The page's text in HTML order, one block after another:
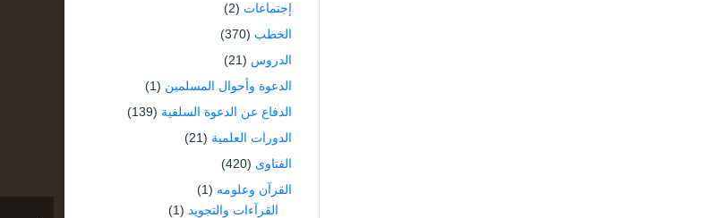
إجتماعات (2)
الخطب (370)
الدروس (21)
الدعوة وأحوال المسلمين (1)
الدفاع عن الدعوة السلفية (139)
الدورات العلمية (21)
الفتاوى (420)
القرآن وعلومه (1)
القرآءات والتجويد (1)